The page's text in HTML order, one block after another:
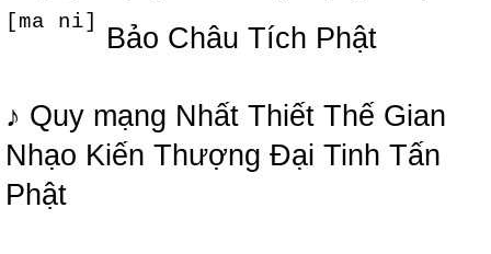
[ma ni] Bảo Châu Tích Phật
♪ Quy mạng Nhất Thiết Thế Gian
Nhạo Kiến Thượng Đại Tinh Tấn
Phật